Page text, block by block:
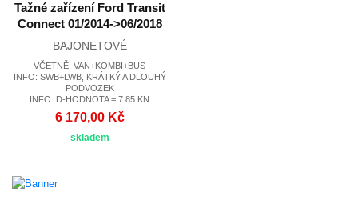
Tažné zařízení Ford Transit
Connect 01/2014->06/2018
BAJONETOVÉ
VČETNĚ: VAN+KOMBI+BUS
INFO: SWB+LWB, KRÁTKÝ A DLOUHÝ
PODVOZEK
INFO: D-HODNOTA = 7.85 KN
6 170,00 Kč
skladem